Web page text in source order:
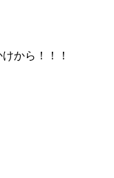
から！！！